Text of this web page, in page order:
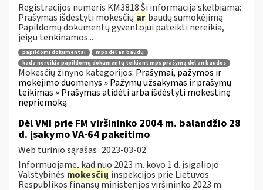
Registracijos numeris KM3818 Ši informacija skelbiama:
Prašymas išdėstyti mokesčių ar baudų sumokėjimą
Papildomų dokumentų gyventojui pateikti nereikia,
jeigu tenkinamos...
papildomi dokumentai
mps dėl an baudų
kada nereikia papildomų dokumentų teikiant mps prašymą dėl an baudos
Mokesčių žinyno kategorijos: Prašymai, pažymos ir
mokėjimo duomenys » Pažymų užsakymas ir prašymų
teikimas » Prašymas atidėti arba išdėstyti mokestinę
nepriemoką
Dėl VMI prie FM viršininko 2004 m. balandžio 28
d. įsakymo VA-64 pakeitimo
Web turinio sąrašas 2023-03-02
Informuojame, kad nuo 2023 m. kovo 1 d. įsigaliojo
Valstybinės mokesčių inspekcijos prie Lietuvos
Respublikos finansų ministerijos viršininko 2023 m.